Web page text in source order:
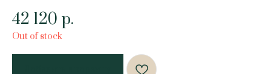
42 120 р.
Out of stock